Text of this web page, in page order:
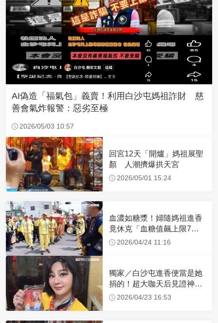
AI偽造「福氣包」義賣！利用白沙屯媽祖詐財 慈
善會氣炸報警：惡劣至極
2026/05/03 10:57
回宮12天「開爐」媽祖展聖
顏 人潮擠爆拱天宮
2026/05/01 15:24
血濃如糖漿！婦隨媽祖進香
竟休克「血糖值飆上限7
倍」 醫曝原因
2026/04/24 11:16
獨家／白沙屯進香便當是她
捐的！超大咖天后見證神
蹟 一靠近媽祖就爆哭
2026/04/23 16:53